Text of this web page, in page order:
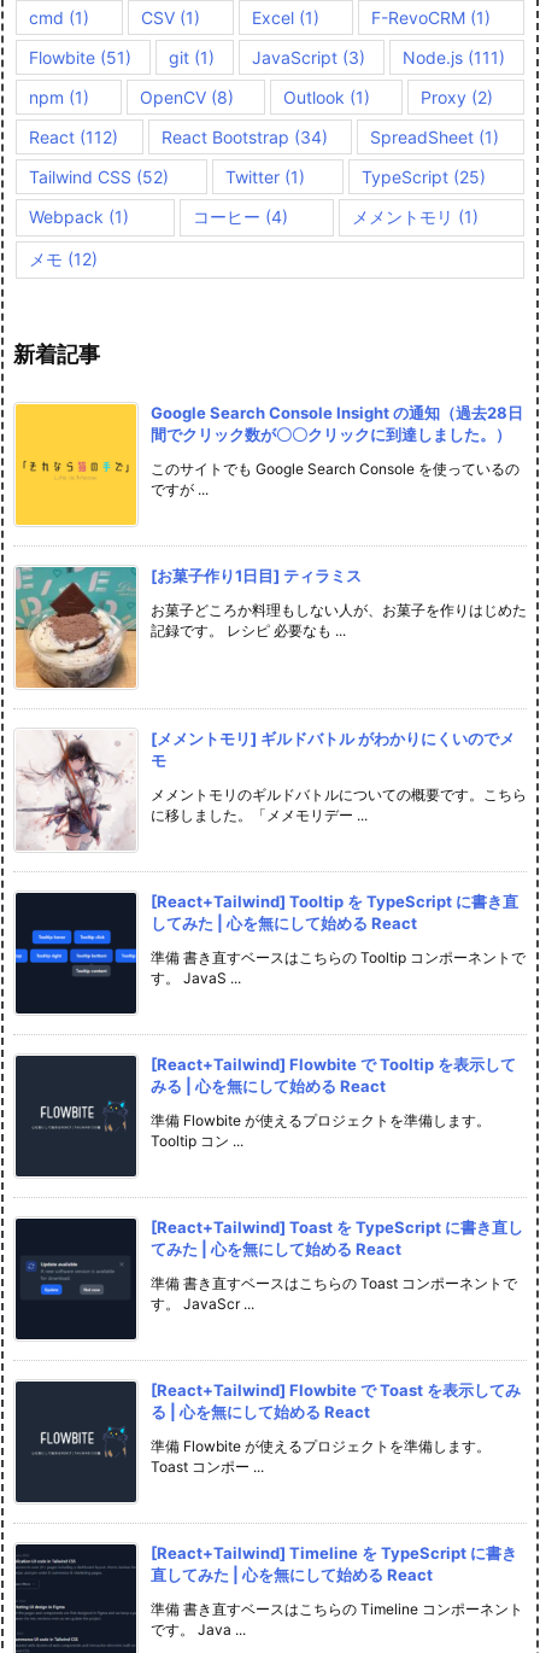
cmd (1) CSV (1) Excel (1) F-RevoCRM (1)
Flowbite (51) git (1) JavaScript (3) Node.js (111)
npm (1) OpenCV(8) Outlook (1) Proxy (2)
React (112) React Bootstrap (34) SpreadSheet (1)
Tailwind CSS (52) Twitter (1) TypeScript (25)
Webpack (1) コーヒー (4) メメントモリ (1)
メモ (12)
新着記事
Google Search Console Insight の通知（過去28日
間でクリック数が〇〇クリックに到達しました。）
このサイトでも Google Search Console を使っているの
ですが ...
[お菓子作り1日目] ティラミス
お菓子どころか料理もしない人が、お菓子を作りはじめた
記録です。 レシピ 必要なも ...
[メメントモリ] ギルドバトル がわかりにくいのでメ
モ
メメントモリのギルドバトルについての概要です。こちら
に移しました。「メメモリデー ...
[React+Tailwind] Tooltip を TypeScript に書き直
してみた | 心を無にして始める React
準備 書き直すベースはこちらの Tooltip コンポーネントで
す。 JavaS ...
[React+Tailwind] Flowbite で Tooltip を表示して
みる | 心を無にして始める React
準備 Flowbite が使えるプロジェクトを準備します。
Tooltip コン ...
[React+Tailwind] Toast を TypeScript に書き直し
てみた | 心を無にして始める React
準備 書き直すベースはこちらの Toast コンポーネントで
す。 JavaScr ...
[React+Tailwind] Flowbite で Toast を表示してみ
る | 心を無にして始める React
準備 Flowbite が使えるプロジェクトを準備します。
Toast コンポー ...
[React+Tailwind] Timeline を TypeScript に書き
直してみた | 心を無にして始める React
準備 書き直すベースはこちらの Timeline コンポーネント
です。 Java ...